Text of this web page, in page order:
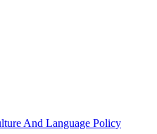
And Language Policy